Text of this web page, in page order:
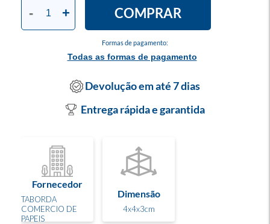
Formas de pagamento:
Todas as formas de pagamento
- + COMPRAR
Devolução em até 7 dias
Entrega rápida e garantida
Fornecedor
TABORDA
COMERCIO DE
PAPEIS
Dimensão
4x4x3cm